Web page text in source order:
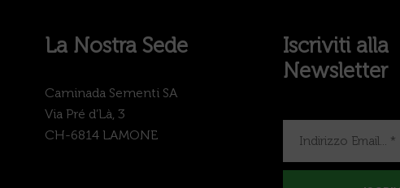
La Nostra Sede
Caminada Sementi SA
Via Pré d’Là, 3
CH-6814 LAMONE
Iscriviti alla
Newsletter